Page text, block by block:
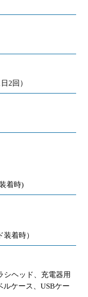
2回）
着時)
着時）
シヘッド、充電器用
ルケース、USBケー